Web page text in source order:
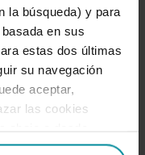
la búsqueda) y para
en sus
estas dos últimas
su navegación
aceptar,
las cookies
más información, así
Distinción y